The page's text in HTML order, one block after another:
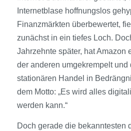
Internetblase hoffnungslos
Finanzmärkten überbe­wertet,
zunächst in ein tiefes Loch.
Jahrzehnte später, hat Amazon
der anderen umgekrempelt und
stationären Handel in
dem Motto: „Es wird alles
werden kann.“
Doch gerade die bekanntesten